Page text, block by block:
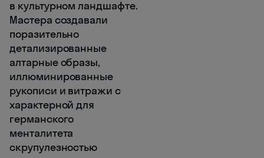
в культурном ландшафте.
Мастера создавали
поразительно
детализированные
алтарные образы,
иллюминированные
рукописи и витражи с
характерной для
германского
менталитета
скрупулезностью